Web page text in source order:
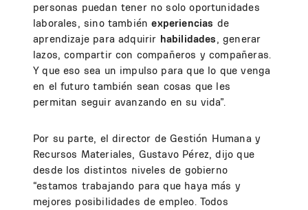
personas puedan tener no solo oportunidades
laborales, sino tambiénexperiencias de
aprendizaje para adquirir habilidades, generar
lazos, compartir con compañeros y compañeras.
Y que eso sea un impulso para que lo que venga
en el futuro también sean cosas que les
permitan seguir avanzando en su vida”.
Por su parte, el director de Gestión Humana y
Recursos Materiales, Gustavo Pérez, dijo que
desde los distintos niveles de gobierno
“estamos trabajando para que haya más y
mejores posibilidades de empleo. Todos